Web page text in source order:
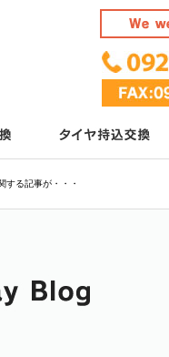
する記事が・・・